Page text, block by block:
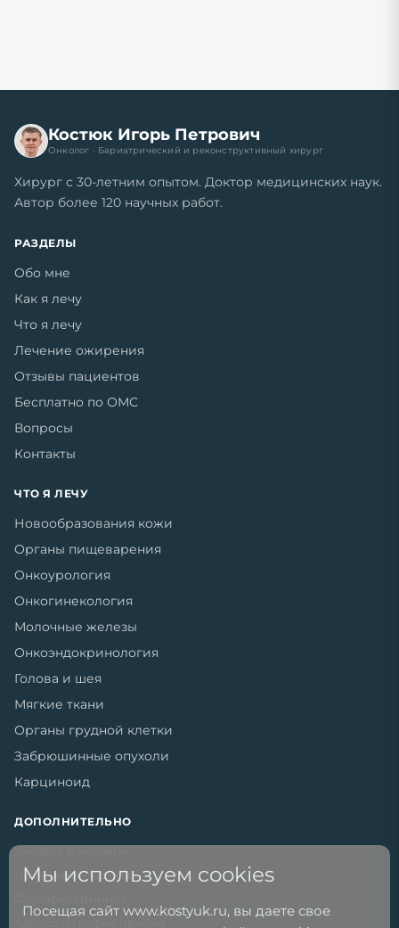
Костюк Игорь Петрович
Онколог · Бариатрический и реконструктивный хирург
Хирург с 30-летним опытом. Доктор медицинских наук.
Автор более 120 научных работ.
РАЗДЕЛЫ
Обо мне
Как я лечу
Что я лечу
Лечение ожирения
Отзывы пациентов
Бесплатно по ОМС
Вопросы
Контакты
ЧТО Я ЛЕЧУ
Новообразования кожи
Органы пищеварения
Онкоурология
Онкогинекология
Молочные железы
Онкоэндокринология
Голова и шея
Мягкие ткани
Органы грудной клетки
Забрюшинные опухоли
Карциноид
ДОПОЛНИТЕЛЬНО
Учителя и коллеги
Научные интересы
Мы используем cookies
Посещая сайт www.kostyuk.ru, вы даете свое